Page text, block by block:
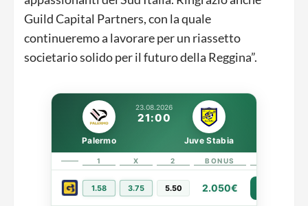
Guild Capital Partners, con la quale
continueremo a lavorare per un riassetto
societario solido per il futuro della Reggina”.
23.08.2026
21:00
Palermo Juve Stabia
1 X 2 BONUS
1.58 3.75 5.50 2.050€